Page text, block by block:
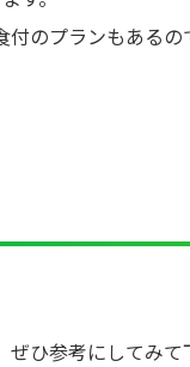
のプランもある
ひ参考にしてみて